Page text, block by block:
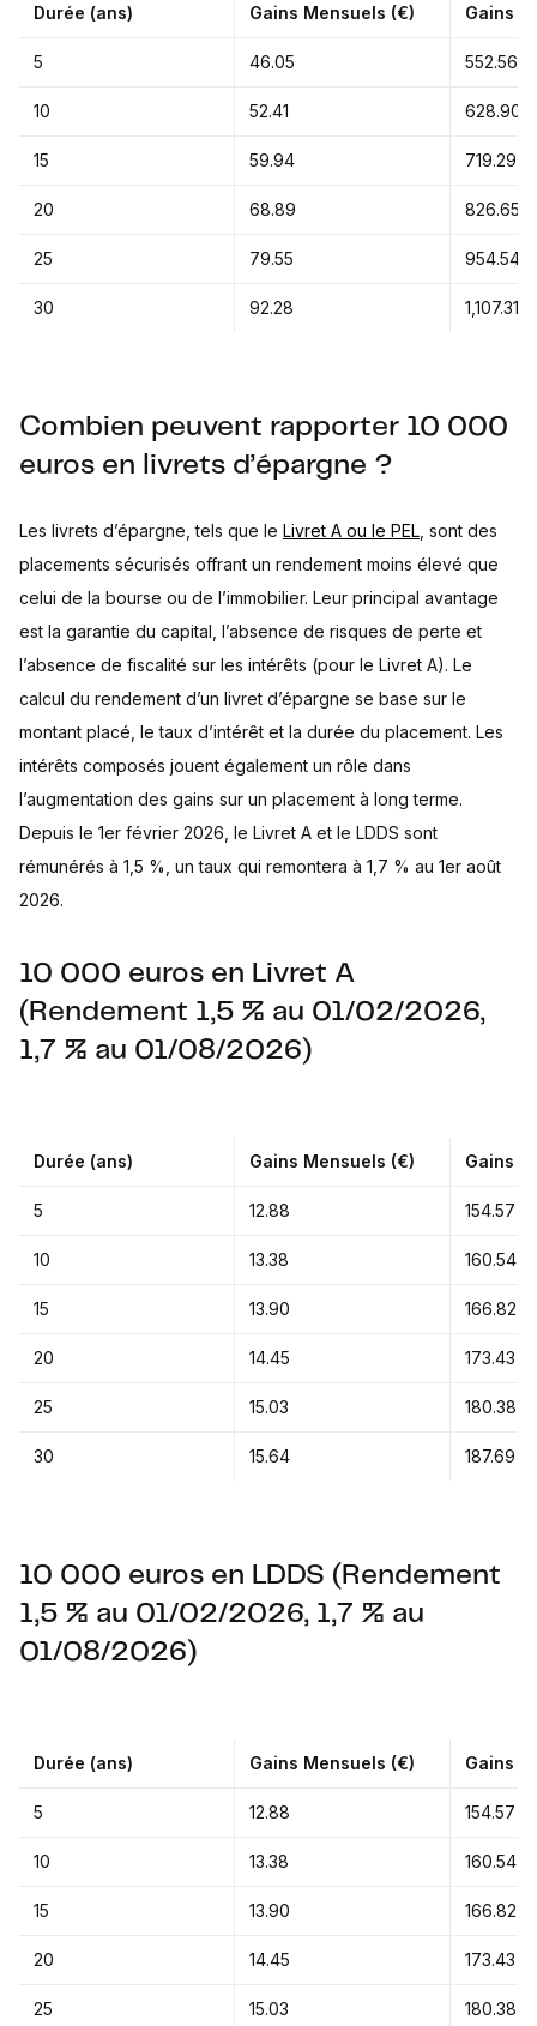
Durée (ans) Gains Mensuels (€) Gains
5 46.05 552.56
10 52.41 628.90
15 59.94 719.29
20 68.89 826.65
25 79.55 954.54
30 92.28 1,107.31
Combien peuvent rapporter 10 000
euros en livrets d’épargne ?
Les livrets d’épargne, tels que le Livret A ou le PEL , sont des
placements sécurisés offrant un rendement moins élevé que
celui de la bourse ou de l’immobilier. Leur principal avantage
est la garantie du capital, l’absence de risques de perte et
l’absence de fiscalité sur les intérêts (pour le Livret A). Le
calcul du rendement d’un livret d’épargne se base sur le
montant placé, le taux d’intérêt et la durée du placement. Les
intérêts composés jouent également un rôle dans
l’augmentation des gains sur un placement à long terme.
Depuis le 1er février 2026, le Livret A et le LDDS sont
rémunérés à 1,5 %, un taux qui remontera à 1,7 % au 1er août
2026.
10 000 euros en Livret A
(Rendement 1,5 % au 01/02/2026,
1,7 % au 01/08/2026)
Durée (ans) Gains Mensuels (€) Gains
5 12.88 154.57
10 13.38 160.54
15 13.90 166.82
20 14.45 173.43
25 15.03 180.38
30 15.64 187.69
10 000 euros en LDDS (Rendement
1,5 % au 01/02/2026, 1,7 % au
01/08/2026)
Durée (ans) Gains Mensuels (€) Gains
5 12.88 154.57
10 13.38 160.54
15 13.90 166.82
20 14.45 173.43
25 15.03 180.38